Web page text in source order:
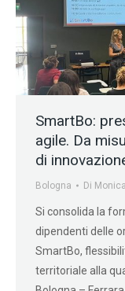
SmartBo:
agile. Da
di
Bologna Di
Si consolida la
dipendenti delle
SmartBo,
territoriale alla